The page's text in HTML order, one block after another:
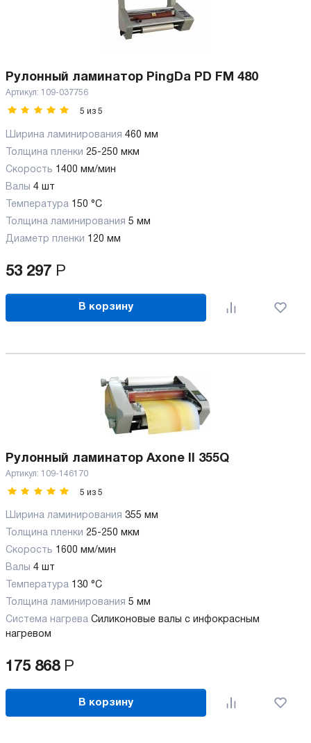
Рулонный ламинатор PingDa PD FM 480
Артикул: 109-037756
5 из 5
Ширина ламинирования 460 мм
Толщина пленки 25-250 мкм
Скорость 1400 мм/мин
Валы 4 шт
Температура 150 °C
Толщина ламинирования 5 мм
Диаметр пленки 120 мм
53 297 Р
В корзину
Рулонный ламинатор Axone II 355Q
Артикул: 109-146170
5 из 5
Ширина ламинирования 355 мм
Толщина пленки 25-250 мкм
Скорость 1600 мм/мин
Валы 4 шт
Температура 130 °C
Толщина ламинирования 5 мм
Система нагрева Силиконовые валы с инфокрасным
нагревом
175 868 Р
В корзину